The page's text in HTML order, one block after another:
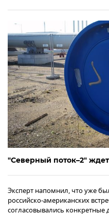
"Северный поток–2"
Эксперт напомнил, что уже
российско-американских
согласовывались конкретные